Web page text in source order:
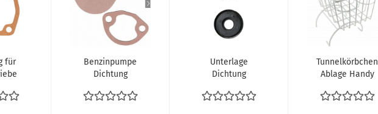
für
Benzinpumpe
Dichtung
Zwischenstück
Unterlage
Dichtung
Käfer 08.52-
Tunnelkörbchen
Ablage Handy
Aufbewahrung